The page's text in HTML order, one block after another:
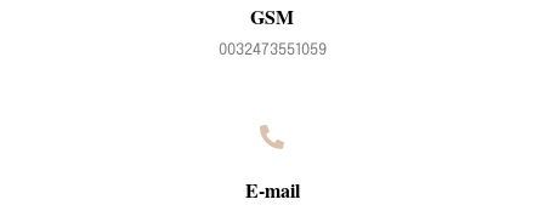
GSM
0032473551059
E-mail